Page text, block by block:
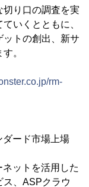
り口の調査を実
いくとともに、
トの創出、新サ
。
rm-
ダード市場上場
ットを活用した
ス、ASPクラウ